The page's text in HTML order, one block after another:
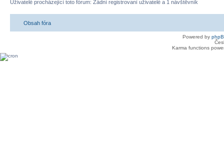
Uživatelé procházející toto fórum: Žádní registrovaní uživatelé a 1 návštěvník
Obsah fóra
Powered by
Karma functions